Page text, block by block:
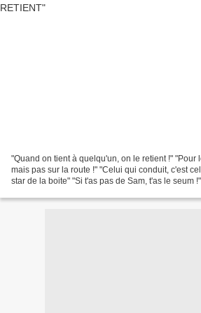
"Quand on tient à quelqu'un, on le retient !" "Pour
mais pas sur la route !" "Celui qui conduit, c'est
star de la boite" "Si t'as pas de Sam, t'as le seum